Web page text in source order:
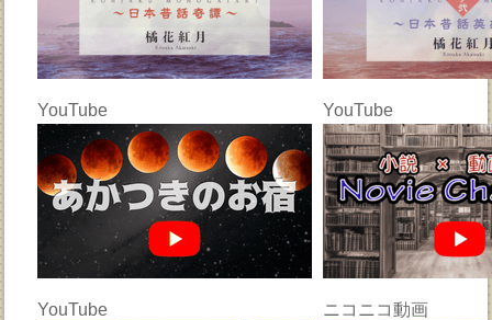
YouTube YouTube
YouTube ニコニコ動画